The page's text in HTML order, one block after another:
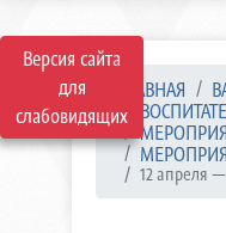
Версия сайта
для
слабовидящих
ГЛАВНАЯ
12 апреля